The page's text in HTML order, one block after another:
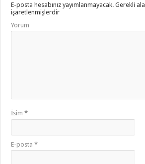
k
E-posta hesabınız yayımlanmayacak. Gerekli
işaretlenmişlerdir
Yorum
İsim*
E-posta*